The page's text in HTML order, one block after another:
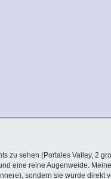
zu sehen (Portales Valley, 2
eine reine Augenweide.
sondern sie wurde direkt